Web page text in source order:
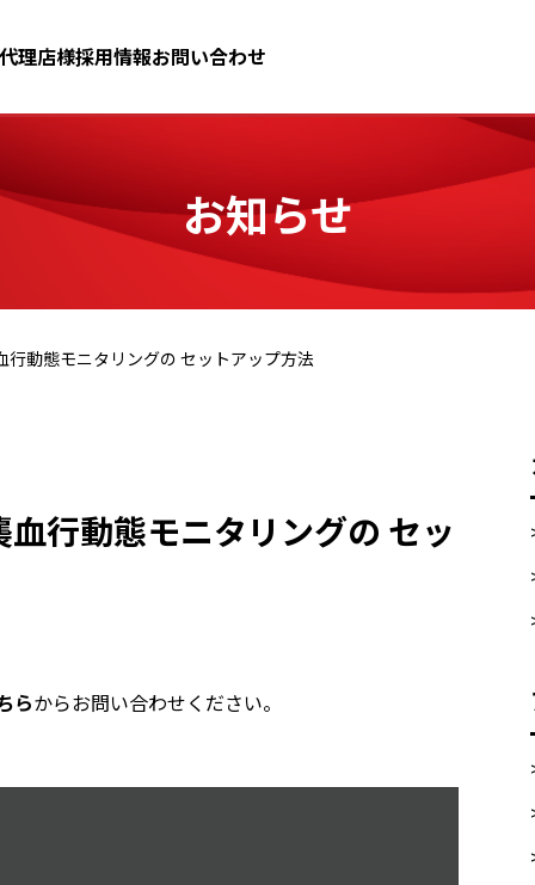
理店様採用情報お問い合わせ
お知らせ
行動態モニタリングの セットアップ方法
行動態モニタリングの セッ
らからお問い合わせください。